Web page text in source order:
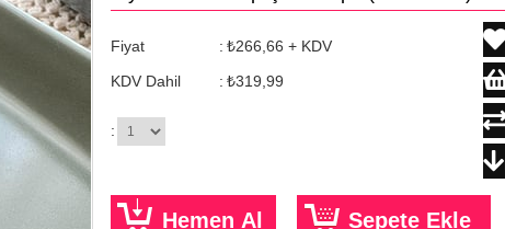
Fiyat : ₺266,66 + KDV
KDV Dahil
: ₺319,99
: